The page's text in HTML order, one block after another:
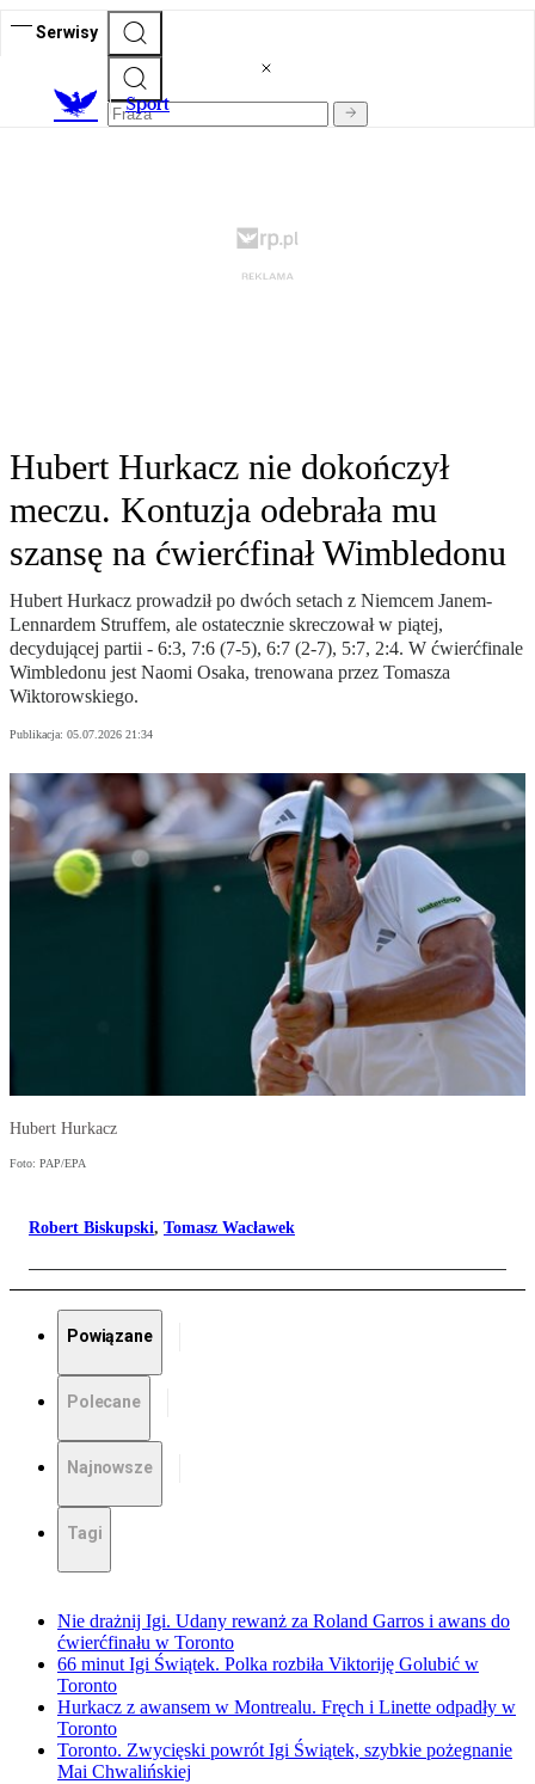
Serwisy
Sport
Hubert Hurkacz nie dokończył
meczu. Kontuzja odebrała mu
szansę na ćwierćfinał Wimbledonu
Hubert Hurkacz prowadził po dwóch setach z Niemcem Janem-
Lennardem Struffem, ale ostatecznie skreczował w piątej,
decydującej partii - 6:3, 7:6 (7-5), 6:7 (2-7), 5:7, 2:4. W ćwierćfinale
Wimbledonu jest Naomi Osaka, trenowana przez Tomasza
Wiktorowskiego.
Publikacja: 05.07.2026 21:34
Hubert Hurkacz
Foto: PAP/EPA
Robert Biskupski, Tomasz Wacławek
Powiązane
Polecane
Najnowsze
Tagi
Nie drażnij Igi. Udany rewanż za Roland Garros i awans do
ćwierćfinału w Toronto
66 minut Igi Świątek. Polka rozbiła Viktoriję Golubić w
Toronto
Hurkacz z awansem w Montrealu. Fręch i Linette odpadły w
Toronto
Toronto. Zwycięski powrót Igi Świątek, szybkie pożegnanie
Mai Chwalińskiej